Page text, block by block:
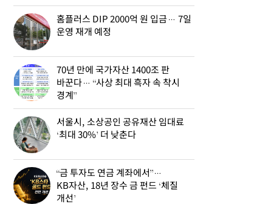
홈플러스 DIP 2000억 원 입금… 7일
운영 재개 예정
70년 만에 국가자산 1400조 판
바꾼다… “사상 최대 흑자 속 착시
경계”
서울시, 소상공인 공유재산 임대료
‘최대 30%’ 더 낮춘다
“금 투자도 연금 계좌에서”…
KB자산, 18년 장수 금 펀드 ‘체질
개선’